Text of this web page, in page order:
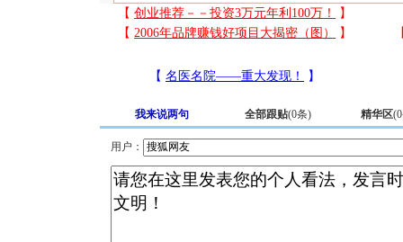
我来说两句 全部跟贴(0条) 精华区(0
用户：